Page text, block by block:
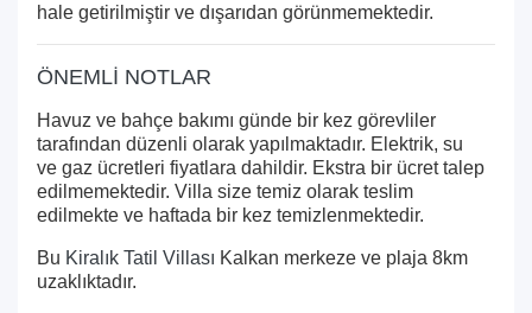
hale getirilmiştir ve dışarıdan görünmemektedir.
ÖNEMLİ NOTLAR
Havuz ve bahçe bakımı günde bir kez görevliler
tarafından düzenli olarak yapılmaktadır. Elektrik, su
ve gaz ücretleri fiyatlara dahildir. Ekstra bir ücret talep
edilmemektedir. Villa size temiz olarak teslim
edilmekte ve haftada bir kez temizlenmektedir.
Bu Kiralık Tatil Villası Kalkan merkeze ve plaja 8km
uzaklıktadır.